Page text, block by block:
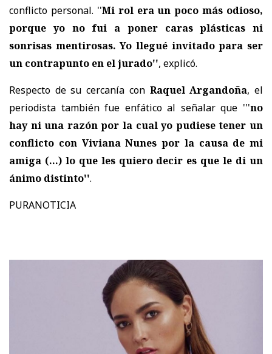
conflicto personal. ''Mi rol era un poco más odioso,
porque yo no fui a poner caras plásticas ni
sonrisas mentirosas. Yo llegué invitado para ser
un contrapunto en el jurado'', explicó.
Respecto de su cercanía con Raquel Argandoña, el
periodista también fue enfático al señalar que '''no
hay ni una razón por la cual yo pudiese tener un
conflicto con Viviana Nunes por la causa de mi
amiga (...) lo que les quiero decir es que le di un
ánimo distinto''.
PURANOTICIA